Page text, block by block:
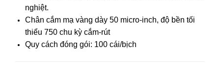
nghiệt.
Chân cắm mạ vàng dày 50 micro-inch, độ bền tối
thiểu 750 chu kỳ cắm-rút
Quy cách đóng gói: 100 cái/bịch